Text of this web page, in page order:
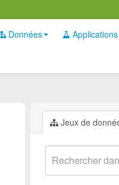
Données Applications
Jeux de